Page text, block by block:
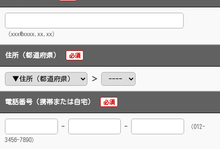
（xxx@xxxx.xx.xx）
住所（都道府県） 必須
＞
電話番号（携帯または自宅） 必須
- - （012-
3456-7890）